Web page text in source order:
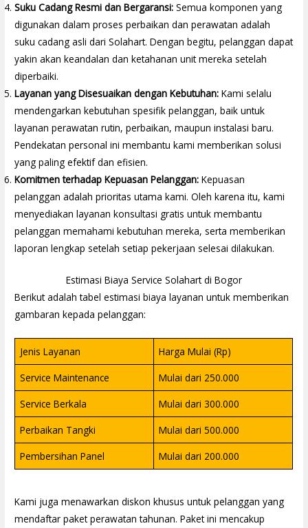
Suku Cadang Resmi dan Bergaransi: Semua komponen yang
digunakan dalam proses perbaikan dan perawatan adalah
suku cadang asli dari Solahart. Dengan begitu, pelanggan dapat
yakin akan keandalan dan ketahanan unit mereka setelah
diperbaiki.
Layanan yang Disesuaikan dengan Kebutuhan: Kami selalu
mendengarkan kebutuhan spesifik pelanggan, baik untuk
layanan perawatan rutin, perbaikan, maupun instalasi baru.
Pendekatan personal ini membantu kami memberikan solusi
yang paling efektif dan efisien.
Komitmen terhadap Kepuasan Pelanggan: Kepuasan
pelanggan adalah prioritas utama kami. Oleh karena itu, kami
menyediakan layanan konsultasi gratis untuk membantu
pelanggan memahami kebutuhan mereka, serta memberikan
laporan lengkap setelah setiap pekerjaan selesai dilakukan.
Estimasi Biaya Service Solahart di Bogor
Berikut adalah tabel estimasi biaya layanan untuk memberikan
gambaran kepada pelanggan:
Jenis Layanan
Harga Mulai (Rp)
Service Maintenance
Mulai dari 250.000
Service Berkala
Mulai dari 300.000
Perbaikan Tangki
Mulai dari 500.000
Pembersihan Panel
Mulai dari 200.000
Kami juga menawarkan diskon khusus untuk pelanggan yang
mendaftar paket perawatan tahunan. Paket ini mencakup